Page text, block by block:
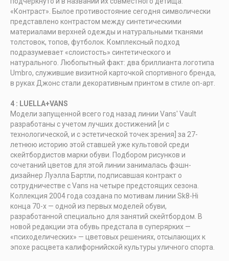
«Контраст». Былое противостояние сегодня символически
представлено контрастом между синтетическими
материалами верхней одежды и натуральными тканями
толстовок, топов, футболок. Комплексный подход
подразумевает «слоистость» синтетического и
натурального. Любопытный факт: два бриллианта логотипа
Umbro, служившие визитной карточкой спортивного бренда,
в руках Джонс стали декоративным принтом в стиле оп-арт.
4 : LUELLA+VANS
Модели запущенной всего год назад линии Vans' Vault
разработаны с учетом лучших достижений [и с
технологической, и с эстетической точек зрения] за 27-
летнюю историю этой ставшей уже культовой среди
скейтбордистов марки обуви. Подбором рисунков и
сочетаний цветов для этой линии занималась фэшн-
дизайнер Луэлла Бартли, подписавшая контракт о
сотрудничестве с Vans на четыре предстоящих сезона.
Коллекция 2004 года создана по мотивам линии Sk8-Hi
конца 70-х — одной из первых моделей обуви,
разработанной специально для занятий скейтбордом. В
новой редакции эта обувь предстала в суперярких —
«психоделических» — цветовых решениях, отсылающих к
эпохе расцвета калифорнийской культуры уличного спорта.